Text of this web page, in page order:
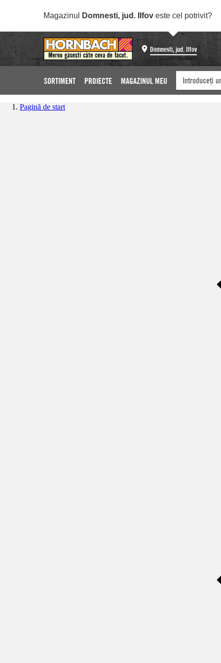
Magazinul Domnesti, jud. Ilfov este cel potrivit?
Domnesti, jud. Ilfov
SORTIMENT PROIECTE MAGAZINUL MEU
Pagină de start